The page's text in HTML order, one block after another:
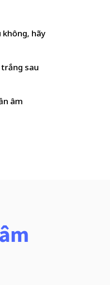
không, hãy
sau
âm